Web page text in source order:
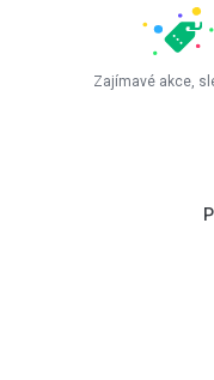
Zajímavé akce,